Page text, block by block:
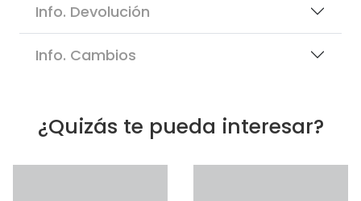
Info. Devolución
Info. Cambios
¿Quizás te pueda interesar?